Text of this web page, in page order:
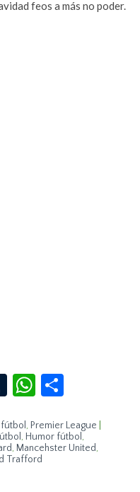
feos a más no poder.
TumblrWhatsApp
, Premier League
, Humor fútbol ,
, Mancehster United,
Trafford